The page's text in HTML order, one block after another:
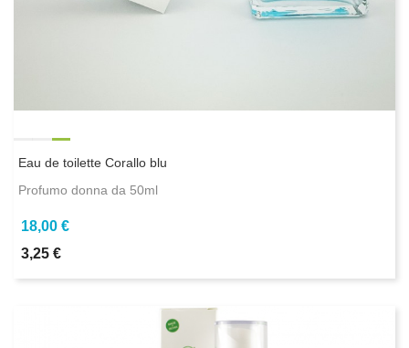
Eau de toilette Corallo blu
Profumo donna da 50ml
18,00 €
3,25 €